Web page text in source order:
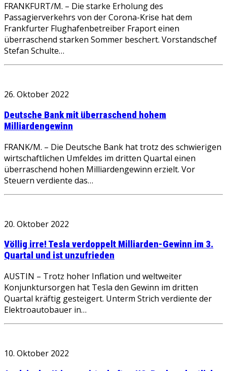
FRANKFURT/M. – Die starke Erholung des
Passagierverkehrs von der Corona-Krise hat dem
Frankfurter Flughafenbetreiber Fraport einen
überraschend starken Sommer beschert. Vorstandschef
Stefan Schulte…
26. Oktober 2022
Deutsche Bank mit überraschend hohem
Milliardengewinn
FRANK/M. – Die Deutsche Bank hat trotz des schwierigen
wirtschaftlichen Umfeldes im dritten Quartal einen
überraschend hohen Milliardengewinn erzielt. Vor
Steuern verdiente das…
20. Oktober 2022
Völlig irre! Tesla verdoppelt Milliarden-Gewinn im 3.
Quartal und ist unzufrieden
AUSTIN – Trotz hoher Inflation und weltweiter
Konjunktursorgen hat Tesla den Gewinn im dritten
Quartal kräftig gesteigert. Unterm Strich verdiente der
Elektroautobauer in…
10. Oktober 2022